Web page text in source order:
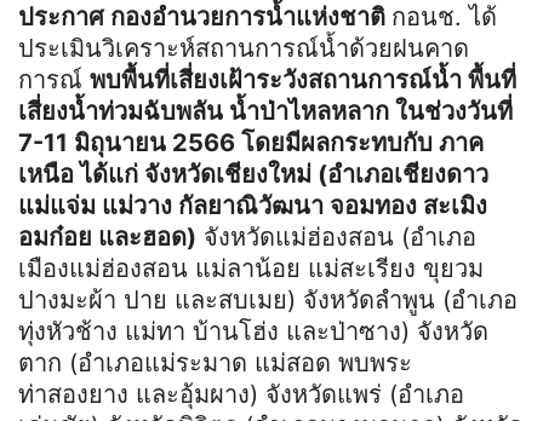
ประกาศ กองอำนวยการน้ำแห่งชาติ กอนช. ได้
ประเมินวิเคราะห์สถานการณ์น้ำด้วยฝนคาด
การณ์ พบพื้นที่เสี่ยงเฝ้าระวังสถานการณ์น้ำ พื้นที่
เสี่ยงน้ำท่วมฉับพลัน น้ำป่าไหลหลาก ในช่วงวันที่
7-11 มิถุนายน 2566 โดยมีผลกระทบกับ ภาค
เหนือ ได้แก่ จังหวัดเชียงใหม่ (อำเภอเชียงดาว
แม่แจ่ม แม่วาง กัลยาณิวัฒนา จอมทอง สะเมิง
อมก๋อย และฮอด) จังหวัดแม่ฮ่องสอน (อำเภอ
เมืองแม่ฮ่องสอน แม่ลาน้อย แม่สะเรียง ขุยวม
ปางมะผ้า ปาย และสบเมย) จังหวัดลำพูน (อำเภอ
ทุ่งหัวช้าง แม่ทา บ้านโฮ่ง และป่าซาง) จังหวัด
ตาก (อำเภอแม่ระมาด แม่สอด พบพระ
ท่าสองยาง และอุ้มผาง) จังหวัดแพร่ (อำเภอ